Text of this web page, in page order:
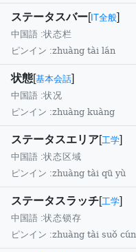
ステータスバー[ IT全般]
中国語 :状态栏
ピンイン :zhuàng tài lán
状態[基本会話]
中国語 :状况
ピンイン :zhuàng kuàng
ステータスエリア[工学]
中国語 :状态区域
ピンイン :zhuàng tài qū yù
ステータスラッチ[工学]
中国語 :状态锁存
ピンイン :zhuàng tài suǒ cún